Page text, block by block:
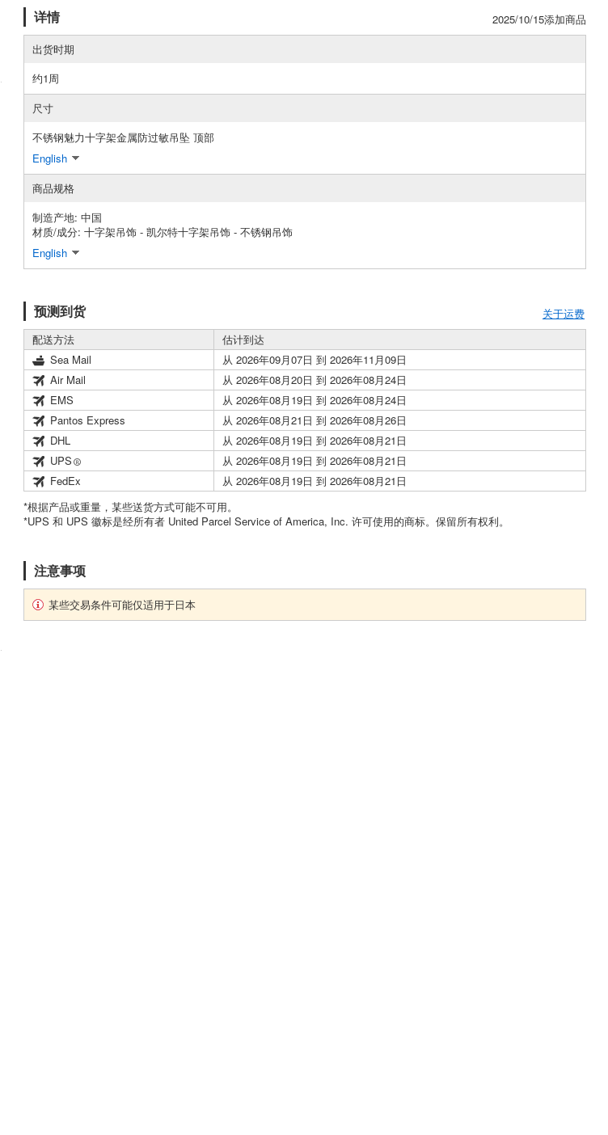
详情
2025/10/15添加商品
出货时期
约1周
尺寸
不锈钢魅力十字架金属防过敏吊坠 顶部
English
商品规格
制造产地: 中国
材质/成分: 十字架吊饰 - 凯尔特十字架吊饰 - 不锈钢吊饰
English
预测到货
关于运费
配送方法
估计到达
Sea Mail
从 2026年09月07日 到 2026年11月09日
Air Mail
从 2026年08月20日 到 2026年08月24日
EMS
从 2026年08月19日 到 2026年08月24日
Pantos Express
从 2026年08月21日 到 2026年08月26日
DHL
从 2026年08月19日 到 2026年08月21日
UPS
从 2026年08月19日 到 2026年08月21日
FedEx
从 2026年08月19日 到 2026年08月21日
*根据产品或重量，某些送货方式可能不可用。
*UPS 和 UPS 徽标是经所有者 United Parcel Service of America, Inc. 许可使用的商标。保留所有权利。
注意事项
某些交易条件可能仅适用于日本